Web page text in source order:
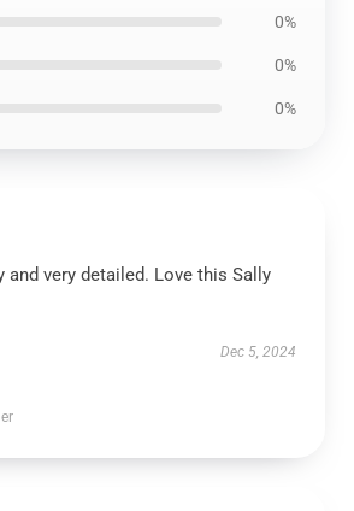
0%
0%
0%
and very detailed. Love this Sally
Dec 5, 2024